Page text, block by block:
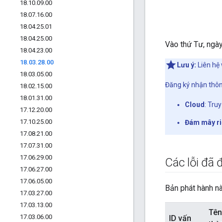
18.10.09.00
18.07.16.00
18.04.25.01
18.04.25.00
18.04.23.00
18.03.28.00
18.03.05.00
18.02.15.00
18.01 .31 .00
17.12.20.00
17.10.25.00
17.08.21 .00
17.07.31 .00
17.06.29.00
17.06.27.00
17.06.05.00
17.03.27.00
17.03.13.00
17.03.06.00
Vào thứ Tư,
Lưu ý: Liên hệ
Đăng ký nhận
Cloud :
Đám mây
Các lỗi đã
Bản phát hành
ID vấn
Tên